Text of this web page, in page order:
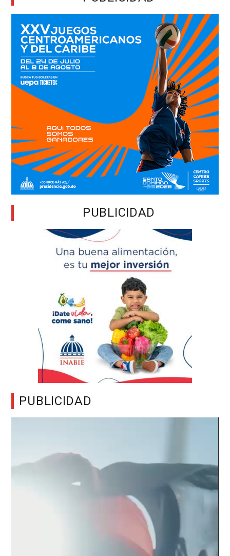
PUBLICIDAD
PUBLICIDAD